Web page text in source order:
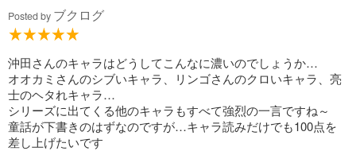
Posted by ブクログ
沖田さんのキャラはどうしてこんなに濃いのでしょうか…
オオカミさんのシブいキャラ、リンゴさんのクロいキャラ、亮
士のヘタれキャラ…
シリーズに出てくる他のキャラもすべて強烈の一言ですね～
童話が下書きのはずなのですが…キャラ読みだけでも100点を
差し上げたいです